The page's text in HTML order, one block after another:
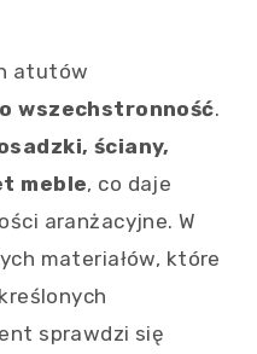
atutów
wszechstronność.
ściany,
meble, co daje
aranżacyjne. W
materiałów, które
sprawdzi się